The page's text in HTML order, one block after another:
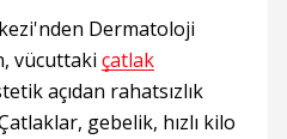
Dermatoloji
vücuttaki çatlak
açıdan rahatsızlık
gebelik, hızlı kilo